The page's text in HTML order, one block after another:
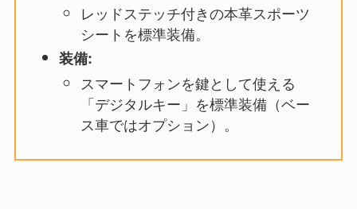
レッドステッチ付きの本革スポーツ
シートを標準装備。
装備:
スマートフォンを鍵として使える
「デジタルキー」を標準装備（ベー
ス車ではオプション）。